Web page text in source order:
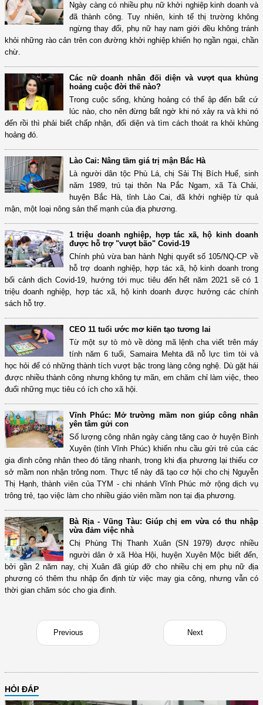
Ngày càng có nhiều phụ nữ khởi nghiệp kinh doanh và
đã thành công. Tuy nhiên, kinh tế thị trường không
ngừng thay đổi, phụ nữ hay nam giới đều không tránh
khỏi những rào cản trên con đường khởi nghiệp khiến họ ngần ngại, chần
chừ.
Các nữ doanh nhân đối diện và vượt qua khủng
hoảng cuộc đời thế nào?
Trong cuộc sống, khủng hoảng có thể ập đến bất cứ
lúc nào, cho nên đừng bất ngờ khi nó xảy ra và khi nó
đến rồi thì phải biết chấp nhận, đối diện và tìm cách thoát ra khỏi khủng
hoảng đó.
Lào Cai: Nâng tầm giá trị mận Bắc Hà
Là người dân tộc Phù Lá, chị Sải Thị Bích Huế, sinh
năm 1989, trú tại thôn Na Pắc Ngam, xã Tà Chải,
huyện Bắc Hà, tỉnh Lào Cai, đã khởi nghiệp từ quả
mận, một loại nông sản thế mạnh của địa phương.
1 triệu doanh nghiệp, hợp tác xã, hộ kinh doanh
được hỗ trợ "vượt bão" Covid-19
Chính phủ vừa ban hành Nghị quyết số 105/NQ-CP về
hỗ trợ doanh nghiệp, hợp tác xã, hộ kinh doanh trong
bối cảnh dịch Covid-19, hướng tới mục tiêu đến hết năm 2021 sẽ có 1
triệu doanh nghiệp, hợp tác xã, hộ kinh doanh được hưởng các chính
sách hỗ trợ.
CEO 11 tuổi ước mơ kiến tạo tương lai
Từ một sự tò mò về dòng mã lệnh cha viết trên máy
tính năm 6 tuổi, Samaira Mehta đã nỗ lực tìm tòi và
học hỏi để có những thành tích vượt bậc trong làng công nghệ. Dù gặt hái
được nhiều thành công nhưng không tự mãn, em chăm chỉ làm việc, theo
đuổi những mục tiêu có ích cho xã hội.
Vĩnh Phúc: Mở trường mầm non giúp công nhân
yên tâm gửi con
Số lượng công nhân ngày càng tăng cao ở huyện Bình
Xuyên (tỉnh Vĩnh Phúc) khiến nhu cầu gửi trẻ của các
gia đình công nhân theo đó tăng nhanh, trong khi địa phương lại thiếu cơ
sở mầm non nhận trông nom. Thực tế này đã tạo cơ hội cho chị Nguyễn
Thị Hạnh, thành viên của TYM - chi nhánh Vĩnh Phúc mở rộng dịch vụ
trông trẻ, tạo việc làm cho nhiều giáo viên mầm non tại địa phương.
Bà Rịa - Vũng Tàu: Giúp chị em vừa có thu nhập
vừa đảm việc nhà
Chị Phùng Thị Thanh Xuân (SN 1979) được nhiều
người dân ở xã Hòa Hội, huyện Xuyên Mộc biết đến,
bởi gần 2 năm nay, chị Xuân đã giúp đỡ cho nhiều chị em phụ nữ địa
phương có thêm thu nhập ổn định từ việc may gia công, nhưng vẫn có
thời gian chăm sóc cho gia đình.
Previous Next
HỎI ĐÁP